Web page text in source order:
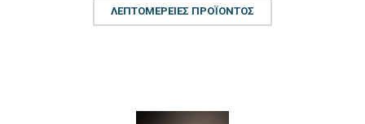
ΛΕΠΤΟΜΈΡΕΙΕΣ ΠΡΟΪΌΝΤΟΣ